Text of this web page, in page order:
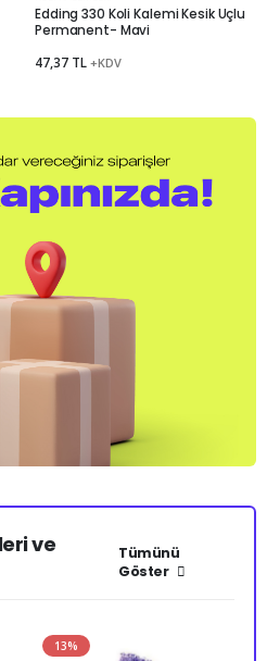
Edding 330 Koli Kalemi Kesik Uçlu
Permanent- Mavi
47,37 TL +KDV
ve
Tümünü
Göster
13%